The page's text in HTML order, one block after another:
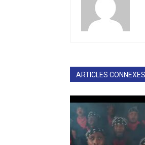
ARTICLES CONNEXES